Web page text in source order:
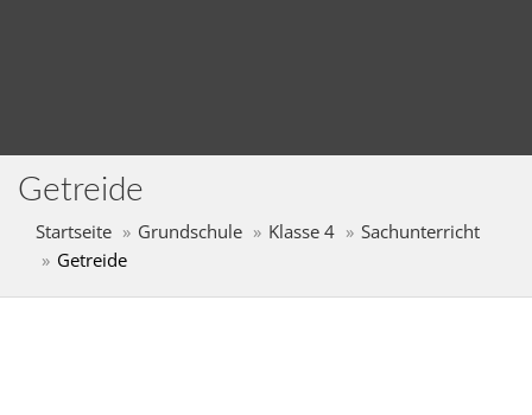
Getreide
Startseite Grundschule Klasse 4
Sachunterricht
Getreide